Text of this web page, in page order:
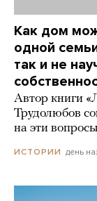
Как дом
одной
так и не
Автор книги
Трудолюбов
на эти вопросы
ИСТОРИИ день